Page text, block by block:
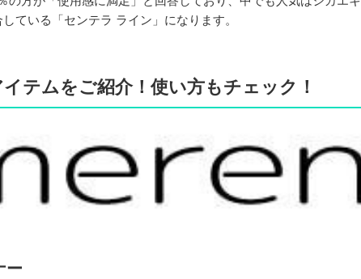
ている「センテラ ライン」になります。
イテムをご紹介！使い方もチェック！
ー